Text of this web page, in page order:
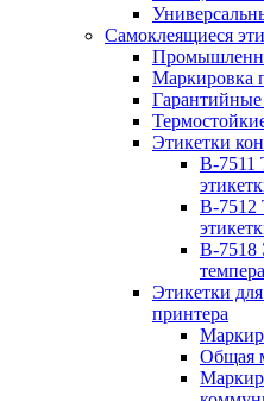
Самоклеящиеся
Маркировка
Этикетки
B-7511
B-7512
B-7518
Этикетки
принтера
Общая